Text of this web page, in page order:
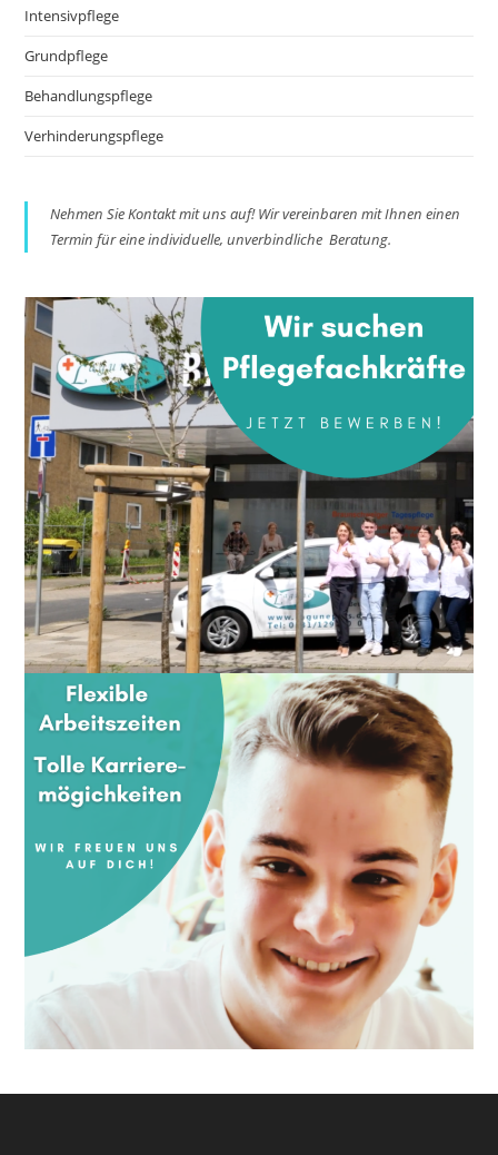
Intensivpflege
Grundpflege
Behandlungspflege
Verhinderungspflege
Nehmen Sie Kontakt mit uns auf! Wir vereinbaren mit Ihnen einen
Termin für eine individuelle, unverbindliche Beratung.